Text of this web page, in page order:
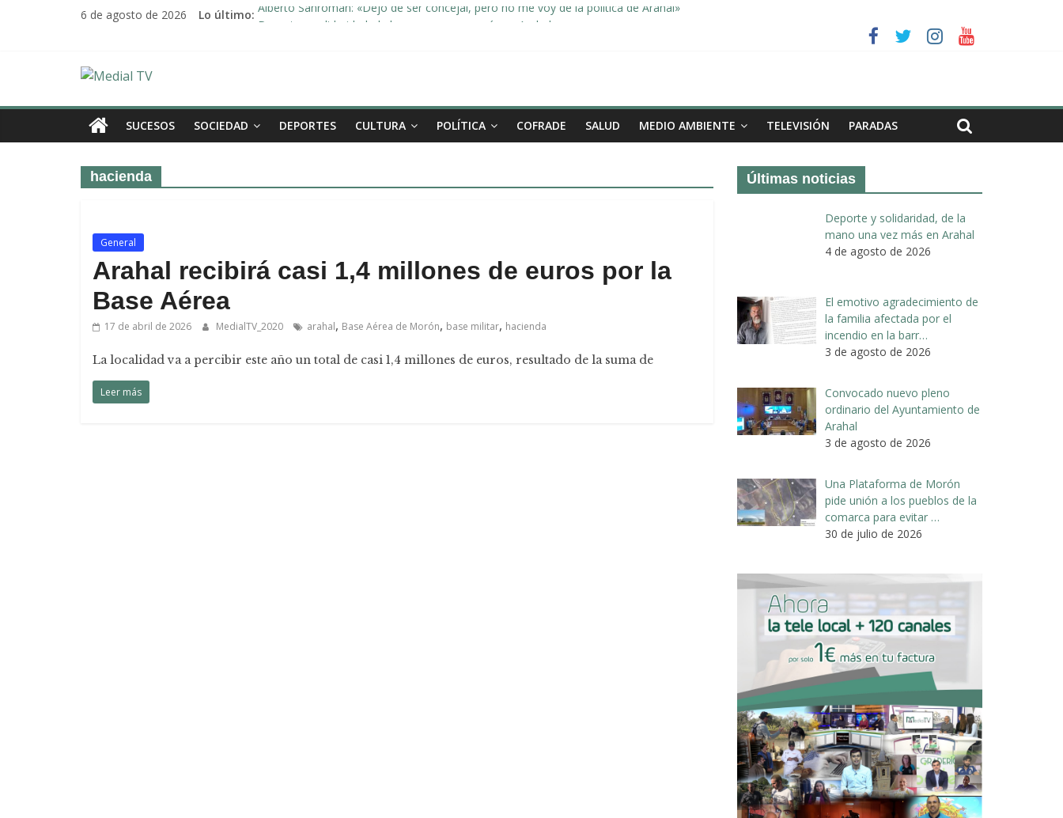
6 de agosto de 2026 Lo último: Alberto Sanromán: «Dejo de ser concejal, pero no me voy de la política de Arahal»
Medial
TV
El
diario
televisión
de
Arahal
SUCESOS SOCIEDAD DEPORTES CULTURA POLÍTICA COFRADE SALUD MEDIO AMBIENTE TELEVISIÓN PARADAS
hacienda
General
Arahal recibirá casi 1,4 millones de euros por la
Base Aérea
17 de abril de 2026 MedialTV_2020 arahal, Base Aérea de Morón, base militar, hacienda
La localidad va a percibir este año un total de casi 1,4 millones de euros, resultado de la suma de
Leer más
Últimas noticias
Deporte y solidaridad, de la
mano una vez más en Arahal
4 de agosto de 2026
El emotivo agradecimiento de
la familia afectada por el
incendio en la barr…
3 de agosto de 2026
Convocado nuevo pleno
ordinario del Ayuntamiento de
Arahal
3 de agosto de 2026
Una Plataforma de Morón
pide unión a los pueblos de la
comarca para evitar …
30 de julio de 2026